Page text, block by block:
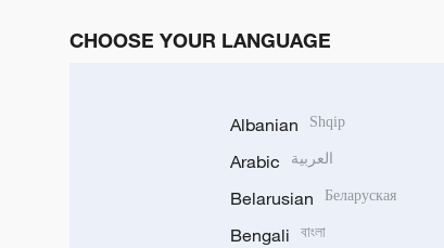
CHOOSE YOUR LANGUAGE
Albanian Shqip
Arabic العربية
Belarusian Беларуская
Bengali বাংলা